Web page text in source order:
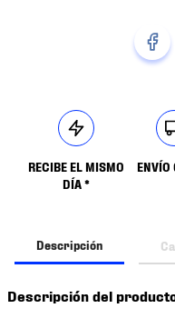
RECIBE EL MISMO
DÍA *
ENVÍO
Descripción
Descripción del